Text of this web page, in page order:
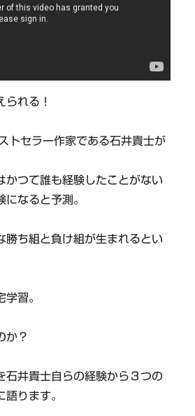
られる！
トセラー作家である石井貴士が
つて誰も経験したことがない
になると予測。
勝ち組と負け組が生まれるとい
学習。
か？
石井貴士自らの経験から３つの
語ります。